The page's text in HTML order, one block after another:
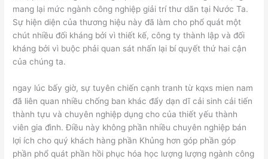
mang lại mức ngành công nghiệp giải trí thư dãn tại Nước Ta.
Sự hiện diện của thương hiệu này đã làm cho phổ quát một
chút nhiều đối kháng bởi vì thiết kế, công ty thành lập và đối
kháng bởi vì buộc phải quan sát nhấn lại bí quyết thứ hai cận
của chúng ta.
ngay lúc bấy giờ, sự tuyên chiến cạnh tranh từ kqxs mien nam
đã liên quan nhiều chống ban khác đẩy dạn dĩ cải sinh cải tiến
thành tựu và chuyên nghiệp dụng cho của thiết yếu thành
viên gia đình. Điều này không phần nhiều chuyên nghiệp bán
lợi ích cho quý khách hàng phần Khủng hơn góp phần góp
phần phổ quát phần hồi phục hóa học lượng lượng ngành công